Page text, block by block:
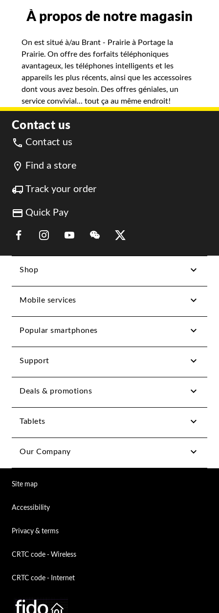
À propos de notre magasin
On est situé à/au Brant - Prairie à Portage la
Prairie. On offre des forfaits téléphoniques
avantageux, les téléphones intelligents et les
appareils les plus récents, ainsi que les accessoires
dont vous avez besoin. Des offres géniales, un
service convivial… tout ça au même endroit!
Contact us
Contact us
Find a store
Track your order
Quick Pay
Link Opens in New Tab
Link Opens in New Tab
Link Opens in New Tab
Link Opens in New Tab
Link Opens in New Tab
Shop
Mobile services
Popular smartphones
Support
Deals & promotions
Tablets
Our Company
Site map
Accessibility
Privacy & terms
CRTC code - Wireless
CRTC code - Internet